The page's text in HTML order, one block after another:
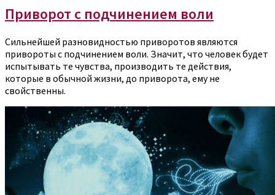
Приворот с подчинением воли
Сильнейшей разновидностью приворотов являются
привороты с подчинением воли. Значит, что человек будет
испытывать те чувства, производить те действия,
которые в обычной жизни, до приворота, ему не
свойственны.